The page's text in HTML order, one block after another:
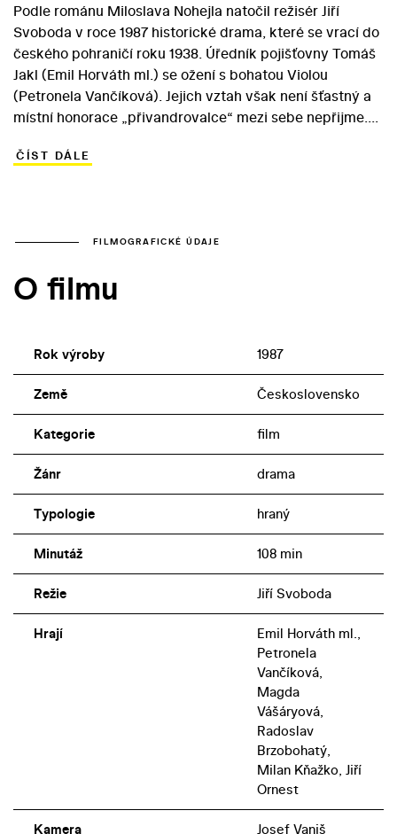
Podle románu Miloslava Nohejla natočil režisér Jiří
Svoboda v roce 1987 historické drama, které se vrací do
českého pohraničí roku 1938. Úředník pojišťovny Tomáš
Jakl (Emil Horváth ml.) se ožení s bohatou Violou
(Petronela Vančíková). Jejich vztah však není šťastný a
místní honorace „přivandrovalce“ mezi sebe nepřijme.
Jindřicha Křemena, který se stal funkcionářem strany
který díky svému expresivnímu herectví našel uplatnění
(1983), Papilio (1986) či Jen o rodinných záležitostech
ČÍST DÁLE
FILMOGRAFICKÉ ÚDAJE
O filmu
Rok výroby 1987
Země Československo
Kategorie film
Žánr drama
Typologie hraný
Minutáž 108 min
Režie Jiří Svoboda
Hrají
Emil Horváth ml.,
Petronela
Vančíková,
Magda
Vášáryová,
Radoslav
Brzobohatý,
Milan Kňažko, Jiří
Ornest
Kamera Josef Vaniš